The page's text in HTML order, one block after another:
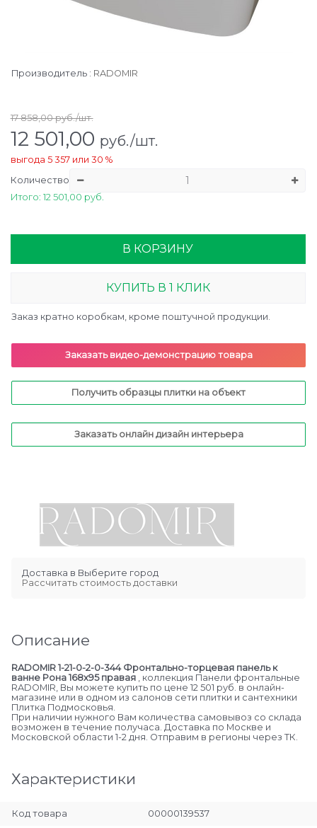
Производитель : RADOMIR
17 858,00руб./шт.
12 501,00 руб./шт.
выгода 5 357или 30 %
Количество
Итого: 12 501,00 руб.
В КОРЗИНУ
КУПИТЬ В 1 КЛИК
Заказ кратно коробкам, кроме поштучной продукции.
Заказать видео-демонстрацию товара
Получить образцы плитки на объект
Заказать онлайн дизайн интерьера
Доставка в Выберите город
Рассчитать стоимость доставки
Описание
RADOMIR 1-21-0-2-0-344 Фронтально-торцевая панель к
ванне Рона 168х95 правая , коллекция Панели фронтальные
RADOMIR, Вы можете купить по цене 12 501 руб. в онлайн-
магазине или в одном из салонов сети плитки и сантехники
Плитка Подмосковья.
При наличии нужного Вам количества самовывоз со склада
возможен в течение получаса. Доставка по Москве и
Московской области 1-2 дня. Отправим в регионы через ТК.
Характеристики
Код товара 00000139537